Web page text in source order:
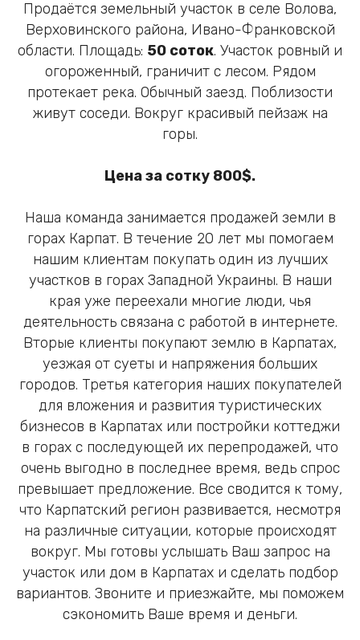
Продаётся земельный участок в селе Волова,
Верховинского района, Ивано-Франковской
области. Площадь: 50 соток. Участок ровный и
огороженный, граничит с лесом. Рядом
протекает река. Обычный заезд. Поблизости
живут соседи. Вокруг красивый пейзаж на
горы.
Цена за сотку 800$.
Наша команда занимается продажей земли в
горах Карпат. В течение 20 лет мы помогаем
нашим клиентам покупать один из лучших
участков в горах Западной Украины. В наши
края уже переехали многие люди, чья
деятельность связана с работой в интернете.
Вторые клиенты покупают землю в Карпатах,
уезжая от суеты и напряжения больших
городов. Третья категория наших покупателей
для вложения и развития туристических
бизнесов в Карпатах или постройки коттеджи
в горах с последующей их перепродажей, что
очень выгодно в последнее время, ведь спрос
превышает предложение. Все сводится к тому,
что Карпатский регион развивается, несмотря
на различные ситуации, которые происходят
вокруг. Мы готовы услышать Ваш запрос на
участок или дом в Карпатах и ​​сделать подбор
вариантов. Звоните и приезжайте, мы поможем
сэкономить Ваше время и деньги.